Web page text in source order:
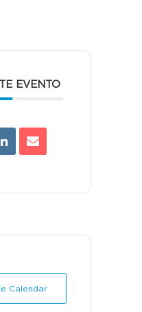
EVENTO
Calendar